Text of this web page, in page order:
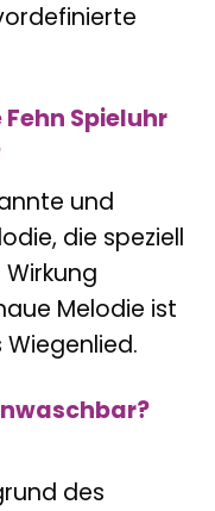
Spieluhr
und
die speziell
Melodie ist
Wiegenlied.
des